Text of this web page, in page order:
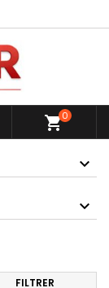
shopping_cart0
FILTRER